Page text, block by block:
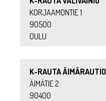
KORJAAMONTIE 1
90500
OULU
K-RAUTA ÄIMÄRAUTIO
ÄIMÄTIE 2
90400